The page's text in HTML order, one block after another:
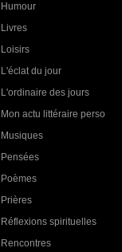
Humour
Livres
Loisirs
L'éclat du jour
L'ordinaire des jours
Mon actu littéraire perso
Musiques
Pensées
Poèmes
Prières
Réflexions spirituelles
Rencontres